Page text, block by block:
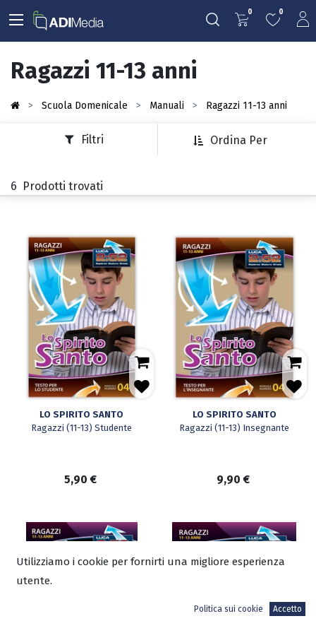
0 0
Ragazzi 11-13 anni
Scuola Domenicale Manuali Ragazzi 11-13 anni
Filtri Ordina Per
6 Prodotti trovati
LO SPIRITO SANTO
Ragazzi (11-13) Studente
5,90 €
LO SPIRITO SANTO
Ragazzi (11-13) Insegnante
9,90 €
Utilizziamo i cookie per fornirti una migliore esperienza
utente.
Politica sui cookie Accetto